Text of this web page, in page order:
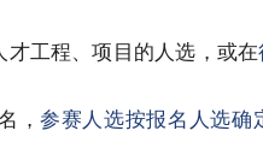
工程、项目的人选，或在
，参赛人选按报名人选确